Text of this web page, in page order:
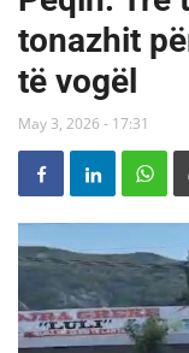
KOSOVA
SHQIPERIA
MAQEDONIA
SHOWBIZ
BOTA
tonazhit
të vogël
May 3, 2026 - 17:31